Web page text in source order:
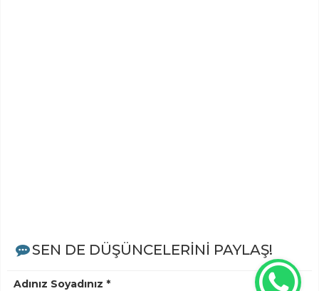
SEN DE DÜŞÜNCELERİNİ PAYLAŞ!
Adınız Soyadınız *